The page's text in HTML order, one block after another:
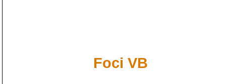
Foci VB